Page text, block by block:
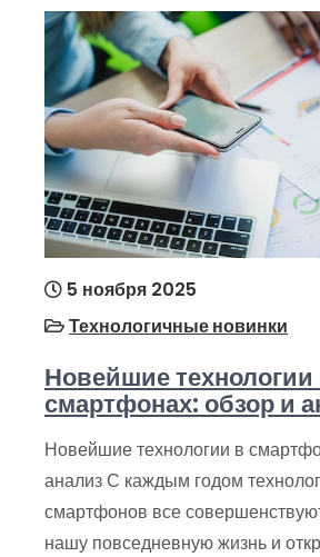
5 ноября 2025
Технологичные новинки
Новейшие технологии
смартфонах: обзор и
Новейшие технологии в
анализ С каждым годом
смартфонов все
нашу повседневную жизнь и